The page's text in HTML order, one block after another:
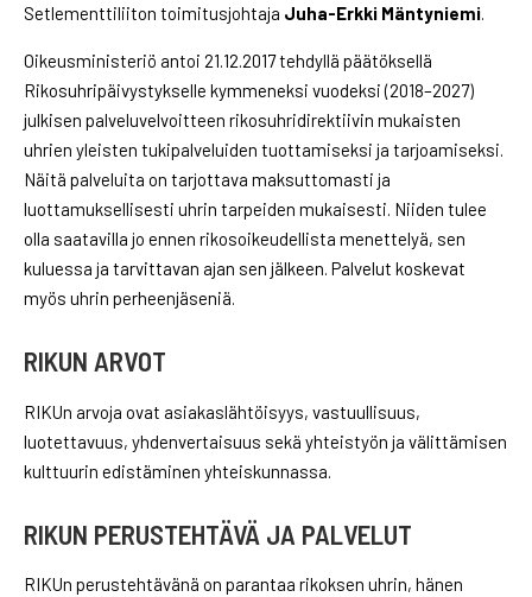
Setlementtiliiton toimitusjohtaja Juha-Erkki Mäntyniemi.
Oikeusministeriö antoi 21.12.2017 tehdyllä päätöksellä
Rikosuhripäivystykselle kymmeneksi vuodeksi (2018–2027)
julkisen palveluvelvoitteen rikosuhridirektiivin mukaisten
uhrien yleisten tukipalveluiden tuottamiseksi ja tarjoamiseksi.
Näitä palveluita on tarjottava maksuttomasti ja
luottamuksellisesti uhrin tarpeiden mukaisesti. Niiden tulee
olla saatavilla jo ennen rikosoikeudellista menettelyä, sen
kuluessa ja tarvittavan ajan sen jälkeen. Palvelut koskevat
myös uhrin perheenjäseniä.
RIKUN ARVOT
RIKUn arvoja ovat asiakaslähtöisyys, vastuullisuus,
luotettavuus, yhdenvertaisuus sekä yhteistyön ja välittämisen
kulttuurin edistäminen yhteiskunnassa.
RIKUN PERUSTEHTÄVÄ JA PALVELUT
RIKUn perustehtävänä on parantaa rikoksen uhrin, hänen